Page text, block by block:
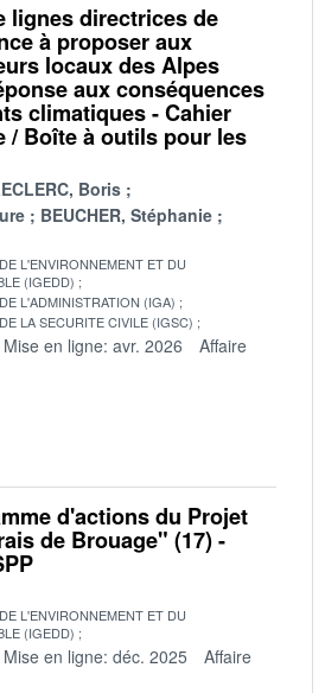
lignes directrices de
à proposer aux
locaux des Alpes
aux conséquences
climatiques - Cahier
/ Boîte à outils pour les
Boris
BEUCHER, Stéphanie
L'ENVIRONNEMENT ET DU
(IGEDD)
L'ADMINISTRATION (IGA)
LA SECURITE CIVILE (IGSC)
Mise en ligne: avr. 2026
Affaire
d'actions du Projet
de Brouage" (17) -
L'ENVIRONNEMENT ET DU
(IGEDD)
Mise en ligne: déc. 2025
Affaire